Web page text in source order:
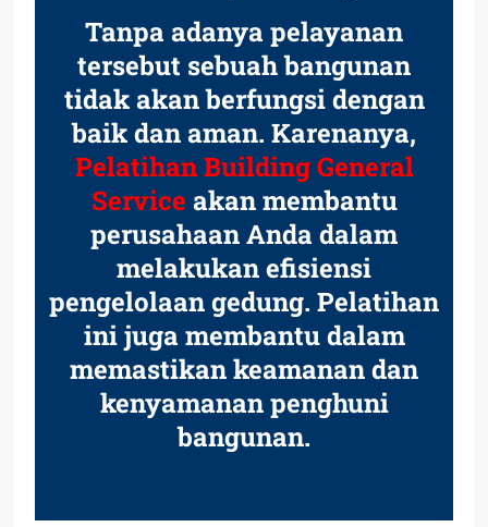
Tanpa adanya pelayanan
tersebut sebuah bangunan
tidak akan berfungsi dengan
baik dan aman. Karenanya,
Pelatihan Building General
Service akan membantu
perusahaan Anda dalam
melakukan efisiensi
pengelolaan gedung. Pelatihan
ini juga membantu dalam
memastikan keamanan dan
kenyamanan penghuni
bangunan.